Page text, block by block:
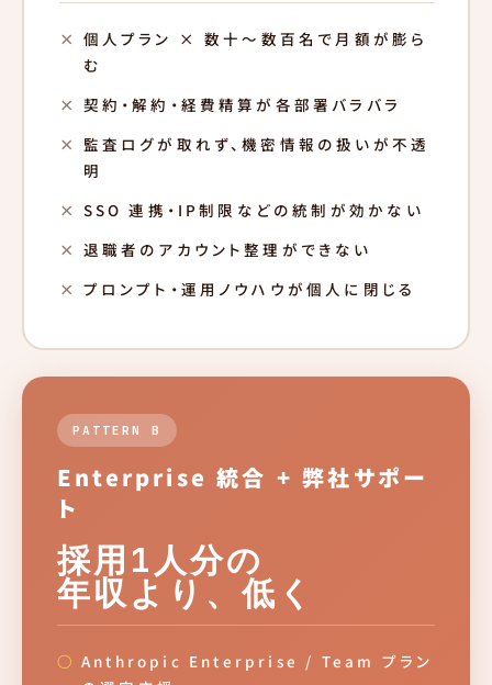
個人プラン × 数十〜数百名で月額が膨ら
む
契約・解約・経費精算が各部署バラバラ
監査ログが取れず、機密情報の扱いが不透
明
SSO 連携・IP制限などの統制が効かない
退職者のアカウント整理ができない
プロンプト・運用ノウハウが個人に閉じる
PATTERN B
Enterprise 統合 + 弊社サポー
ト
採用1人分の
年収より、低く
Anthropic Enterprise / Team プラン